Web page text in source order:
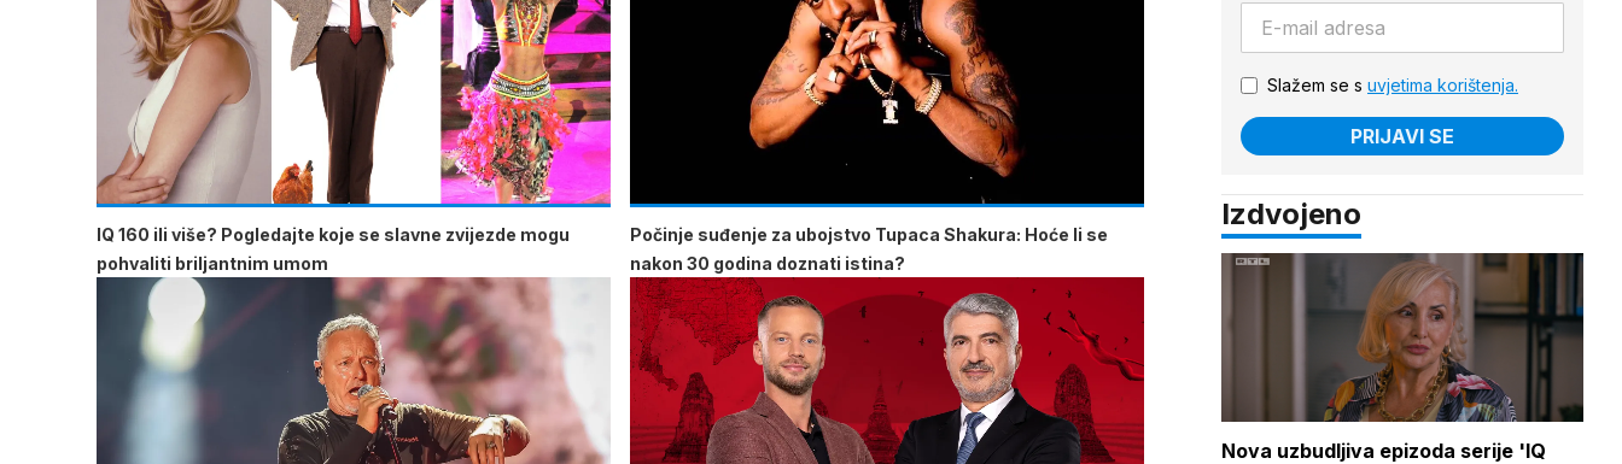
IQ 160 ili više? Pogledajte koje se slavne zvijezde mogu
pohvaliti briljantnim umom
Počinje suđenje za ubojstvo Tupaca Shakura: Hoće li se
nakon 30 godina doznati istina?
Slažem se s uvjetima korištenja.
PRIJAVI SE
Izdvojeno
Nova uzbudljiva epizoda serije 'IQ